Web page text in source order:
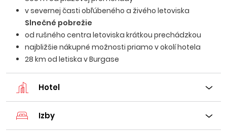
v severnej časti obľúbeného a živého letoviska
Slnečné pobrežie
od rušného centra letoviska krátkou prechádzkou
najbližšie nákupné možnosti priamo v okolí hotela
28 km od letiska v Burgase
Hotel
Izby